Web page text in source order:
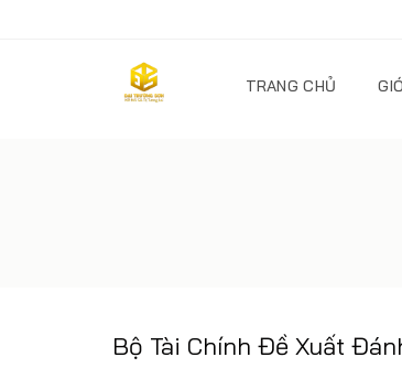
TRANG CHỦ
Bộ Tài Chính Đề Xuất